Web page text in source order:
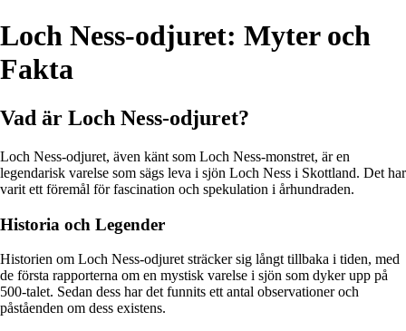
Loch Ness-odjuret: Myter och
Fakta
Vad är Loch Ness-odjuret?
Loch Ness-odjuret, även känt som Loch Ness-monstret, är en
legendarisk varelse som sägs leva i sjön Loch Ness i Skottland. Det har
varit ett föremål för fascination och spekulation i århundraden.
Historia och Legender
Historien om Loch Ness-odjuret sträcker sig långt tillbaka i tiden, med
de första rapporterna om en mystisk varelse i sjön som dyker upp på
500-talet. Sedan dess har det funnits ett antal observationer och
påståenden om dess existens.